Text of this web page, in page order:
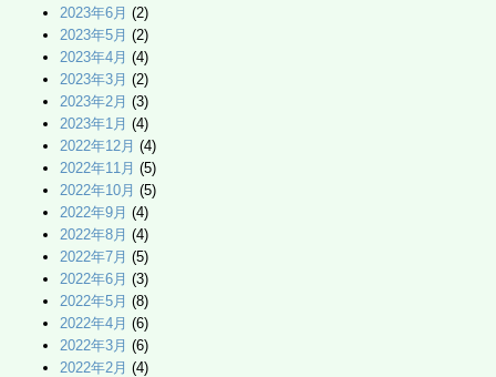
2023年6月 (2)
2023年5月 (2)
2023年4月 (4)
2023年3月 (2)
2023年2月 (3)
2023年1月 (4)
2022年12月 (4)
2022年11月 (5)
2022年10月 (5)
2022年9月 (4)
2022年8月 (4)
2022年7月 (5)
2022年6月 (3)
2022年5月 (8)
2022年4月 (6)
2022年3月 (6)
2022年2月 (4)